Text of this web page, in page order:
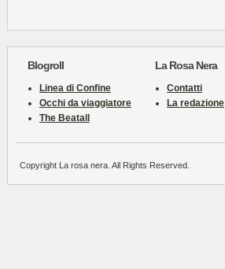
Blogroll
Linea di Confine
Occhi da viaggiatore
The Beatall
La Rosa Nera
Contatti
La redazione
Copyright La rosa nera. All Rights Reserved.